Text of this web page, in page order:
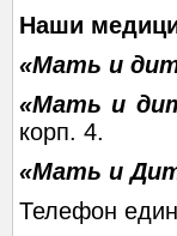
Наши
«Мать и
«Мать и
корп. 4.
«Мать и
Телефон